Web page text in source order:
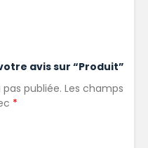
avis sur “Produit”
publiée. Les champs
*